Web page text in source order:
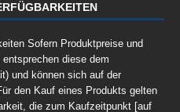
Sofern Produktpreise und
diese dem
und können sich auf der
den Kauf eines Produkts gelten
die zum Kaufzeitpunkt [auf